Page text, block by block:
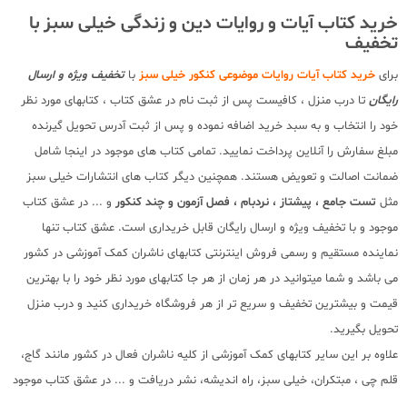
خرید کتاب آیات و روایات دین و زندگی خیلی سبز با
تخفیف
برای خرید کتاب آیات روایات موضوعی کنکور خیلی سبز باتخفیف ویژه و ارسال
رایگان تا درب منزل ، کافیست پس از ثبت نام در عشق کتاب ، کتابهای مورد نظر
خود را انتخاب و به سبد خرید اضافه نموده و پس از ثبت آدرس تحویل گیرنده
مبلغ سفارش را آنلاین پرداخت نمایید. تمامی کتاب های موجود در اینجا شامل
ضمانت اصالت و تعویض هستند. همچنین دیگر کتاب های انتشارات خیلی سبز
مثل تست جامع ، پیشتاز ، نردبام ، فصل آزمون و چند کنکور و ... در عشق کتاب
موجود و با تخفیف ویژه و ارسال رایگان قابل خریداری است. عشق کتاب تنها
نماینده مستقیم و رسمی فروش اینترنتی کتابهای ناشران کمک آموزشی در کشور
می باشد و شما میتوانید در هر زمان از هر جا کتابهای مورد نظر خود را با بهترین
قیمت و بیشترین تخفیف و سریع تر از هر فروشگاه خریداری کنید و درب منزل
تحویل بگیرید.
علاوه بر این سایر کتابهای کمک آموزشی از کلیه ناشران فعال در کشور مانند گاج،
قلم چی ، مبتکران، خیلی سبز، راه اندیشه، نشر دریافت و ... در عشق کتاب موجود